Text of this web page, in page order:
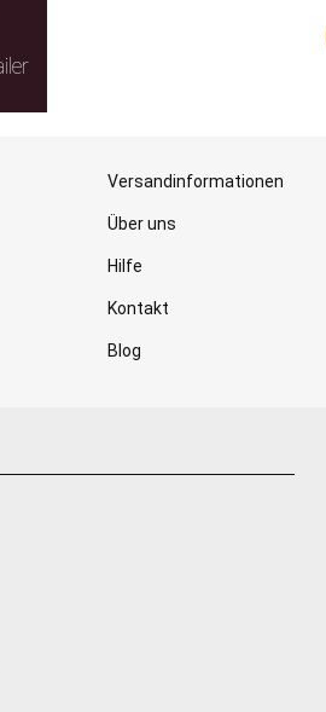
Versandinformationen
Über uns
Hilfe
Kontakt
Blog